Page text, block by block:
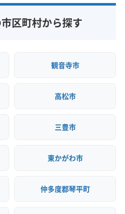
区町村から探す
観音寺市
高松市
三豊市
東かがわ市
仲多度郡琴平町